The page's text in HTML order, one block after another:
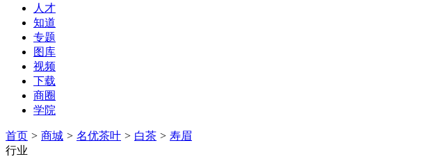
人才
知道
专题
图库
视频
下载
商圈
学院
首页 > 商城 > 名优茶叶 > 白茶 > 寿眉
行业